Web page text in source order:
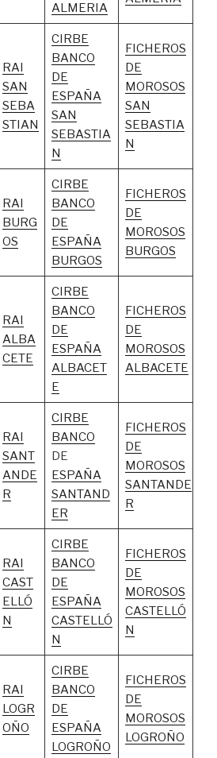
ALMERIA
RAI
SAN
SEBA
STIAN
CIRBE
BANCO
DE
ESPAÑA
SAN
SEBASTIA
N
FICHEROS
DE
MOROSOS
SAN
SEBASTIA
N
RAI
BURG
OS
CIRBE
BANCO
DE
ESPAÑA
BURGOS
FICHEROS
DE
MOROSOS
BURGOS
RAI
ALBA
CETE
CIRBE
BANCO
DE
ESPAÑA
ALBACET
E
FICHEROS
DE
MOROSOS
ALBACETE
RAI
SANT
ANDE
R
CIRBE
BANCO
DE
ESPAÑA
SANTAND
ER
FICHEROS
DE
MOROSOS
SANTANDE
R
RAI
CAST
ELLÓ
N
CIRBE
BANCO
DE
ESPAÑA
CASTELLÓ
N
FICHEROS
DE
MOROSOS
CASTELLÓ
N
RAI
LOGR
OÑO
CIRBE
BANCO
DE
ESPAÑA
LOGROÑO
FICHEROS
DE
MOROSOS
LOGROÑO